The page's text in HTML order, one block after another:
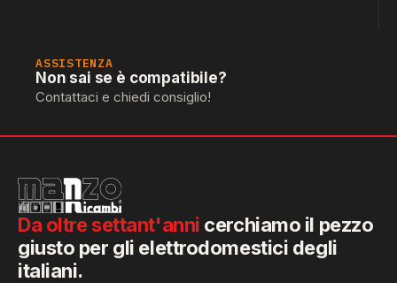
ASSISTENZA
Non sai se è compatibile?
Contattaci e chiedi consiglio!
Da oltre settant'anni cerchiamo il pezzo
giusto per gli elettrodomestici degli
italiani.